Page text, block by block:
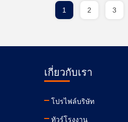
1 2 3
เกี่ยวกับเรา
โปรไฟล์บริษัท
ทัวร์โรงงาน